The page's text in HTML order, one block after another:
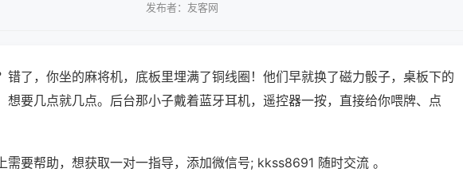
发布者：友客网
错了，你坐的麻将机，底板里埋满了铜线圈！他们早就换了磁力骰子，桌板下的
想要几点就几点。后台那小子戴着蓝牙耳机，遥控器一按，直接给你喂牌、点
需要帮助，想获取一对一指导，添加微信号; kkss8691 随时交流 。